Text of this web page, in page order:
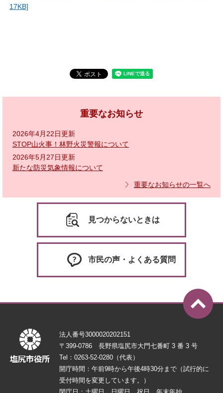
17KB]
重要なお知らせ
2026年4月22日更新
STOP山火事！林野火災警報について
2026年5月27日更新
新たな防災気象情報について
重要なお知らせの一覧へ
見つからないときは
市民の声・よくある質問
法人番号3000020202151
〒399-0786 長野県塩尻市大門七番町 3 番 3 号
Tel：0263-52-0280（代表）
開庁時間：午前9時から午後4時30分まで（試行的に
受付時間を変更しています。）